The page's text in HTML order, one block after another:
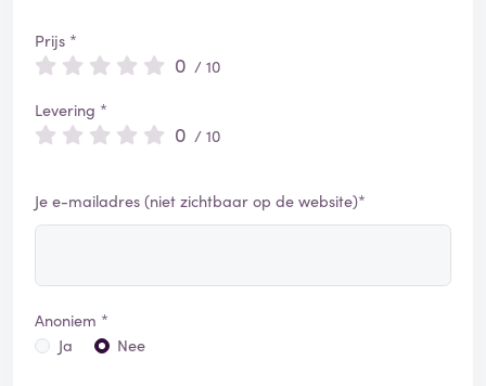
Prijs *
0 / 10
Levering *
0 / 10
Je e-mailadres (niet zichtbaar op de website)*
Anoniem *
Ja
Nee